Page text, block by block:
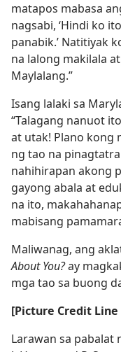
matapos mabasa
nagsabi, ‘Hindi ko
panabik.’ Natitiyak
na lalong makilala
Maylalang.”
Isang lalaki sa
“Talagang nanuot
at utak! Plano kong
ng tao na
nahihirapan akong
gayong abala at
na ito,
mabisang
Maliwanag, ang
About You?ay
mga tao sa buong
[Picture Credit Line
Larawan sa pabalat